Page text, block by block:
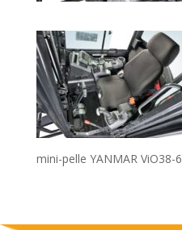
mini-pelle YANMAR ViO38-6